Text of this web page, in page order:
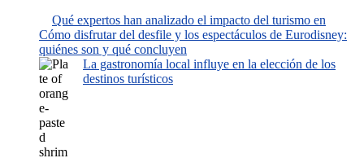
Qué expertos han analizado el impacto del turismo en
Cómo disfrutar del desfile y los espectáculos de Eurodisney:
quiénes son y qué concluyen
La gastronomía local influye en la elección de los
destinos turísticos